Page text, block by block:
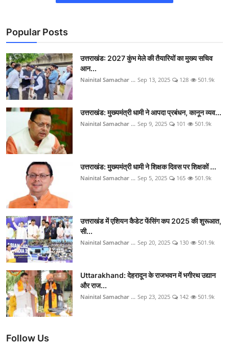
Popular Posts
उत्तराखंड: 2027 कुंभ मेले की तैयारियों का मुख्य सचिव
आन...
Nainital Samachar ... Sep 13, 2025 128 501.9k
उत्तराखंड: मुख्यमंत्री धामी ने आपदा प्रबंधन, कानून व्यव...
Nainital Samachar ... Sep 9, 2025 101 501.9k
उत्तराखंड: मुख्यमंत्री धामी ने शिक्षक दिवस पर शिक्षकों ...
Nainital Samachar ... Sep 5, 2025 165 501.9k
उत्तराखंड में एशियन कैडेट फेंसिंग कप 2025 की शुरूआत,
सी...
Nainital Samachar ... Sep 20, 2025 130 501.9k
Uttarakhand: देहरादून के राजभवन में भगीरथ उद्यान
और राज...
Nainital Samachar ... Sep 23, 2025 142 501.9k
Follow Us